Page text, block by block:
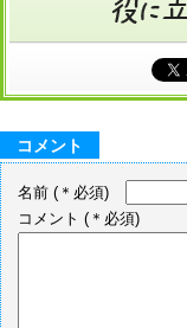
コメント
名前 (＊必須)
コメント (＊必須)